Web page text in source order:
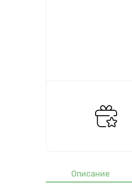
Описание